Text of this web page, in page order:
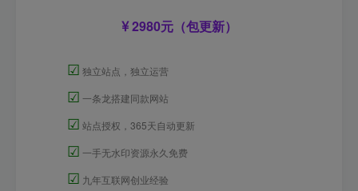
2980元（包更新）
☑ 独立站点，独立运营
☑ 一条龙搭建同款网站
☑ 站点授权，365天自动更新
☑ 一手无水印资源永久免费
☑ 九年互联网创业经验